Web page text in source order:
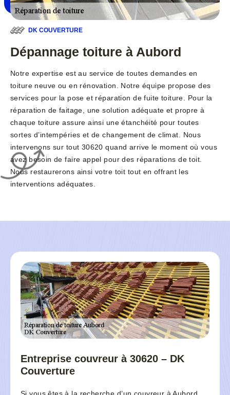
DK COUVERTURE
Dépannage toiture à Aubord
Notre expertise est au service de toutes demandes en
toiture neuve ou en rénovation. Notre équipe propose des
services pour la pose et réparation de fuite toiture. Pour la
réparation de faitage, une solution adéquate et propre à
chaque toiture assure ainsi une étanchéité pour toutes
sortes d’intempéries et de changement de climat. Nous
intervenons sur tout 30620 quand arrive le moment où vous
avez besoin de faire appel pour des réparations de toit.
Nous restaurerons ainsi votre toit tout en offrant les
interventions adéquates.
Entreprise couvreur à 30620 – DK
Couverture